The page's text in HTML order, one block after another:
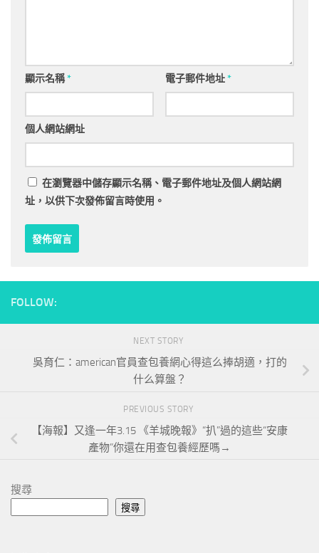
顯示名稱* 電子郵件地址*
個人網站網址
在瀏覽器中儲存顯示名稱、電子郵件地址及個人網站網
址，以供下次發佈留言時使用。
FOLLOW:
NEXT STORY
吳育仁：american官員查包養網心得這么捧胡適，打的
什么算盤？
PREVIOUS STORY
【海報】又逢一年3.15 《羊城晚報》“扒”過的這些“安康
產物”你還在用查包養經歷嗎→
搜尋
搜尋